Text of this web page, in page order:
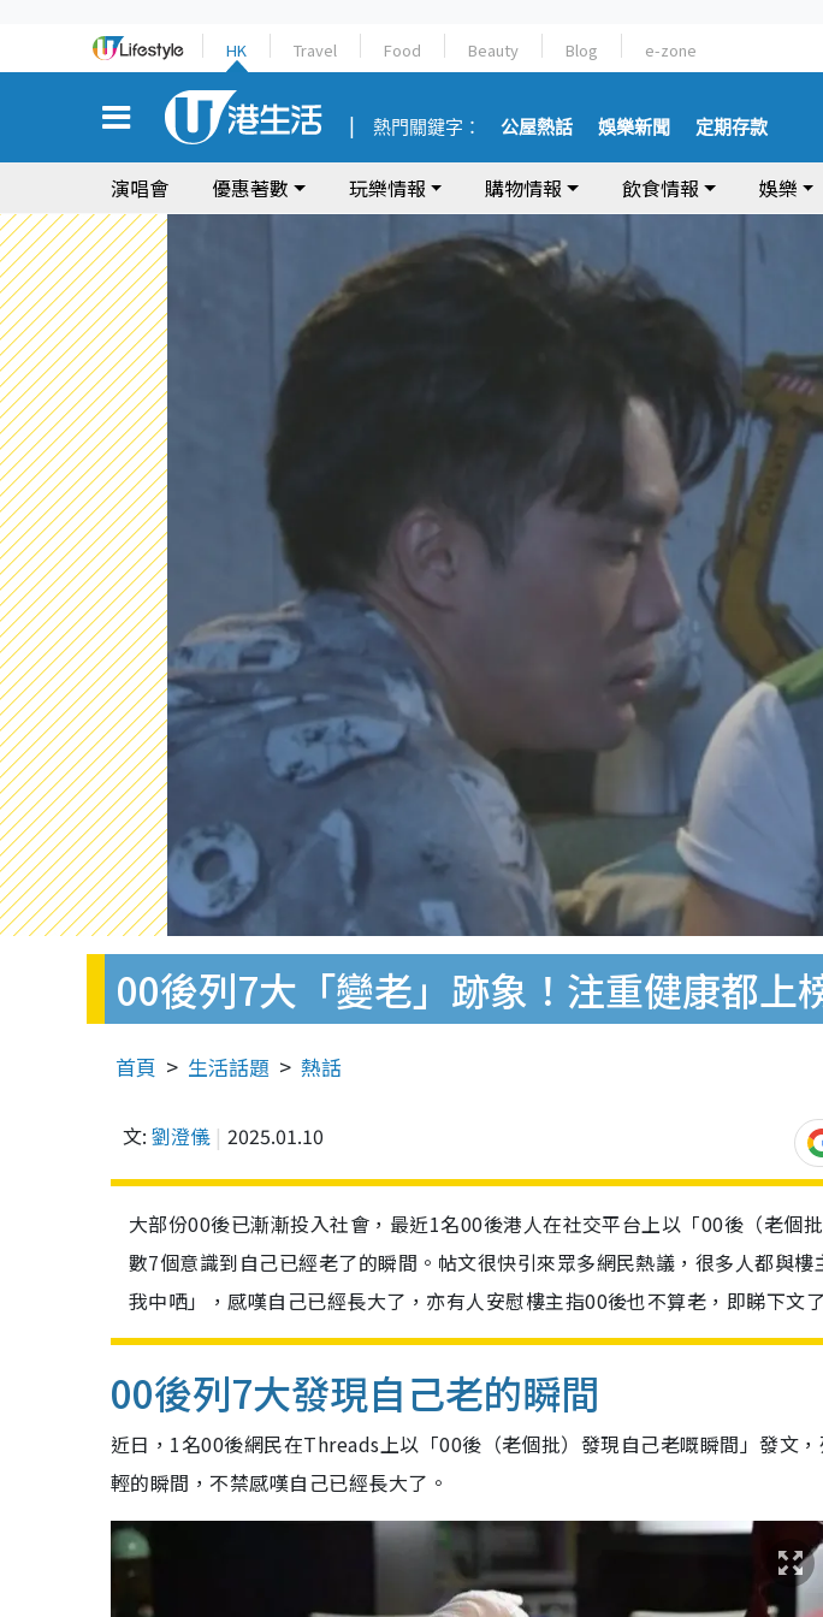
HK Travel Food Beauty Blog e-zone
熱門關鍵字： 公屋熱話 娛樂新聞 定期存款
演唱會 優惠著數 玩樂情報 購物情報 飲食情報 娛樂
00後列7大「變老」跡象！注重健康都上
首頁 生活話題 熱話
文: 劉澄儀 2025.01.10
大部份00後已漸漸投入社會，最近1名00後港人在社交平台上以「00後（老個
數7個意識到自己已經老了的瞬間。帖文很快引來眾多網民熱議，很多人都與
我中哂」，感嘆自己已經長大了，亦有人安慰樓主指00後也不算老，即睇下文
00後列7大發現自己老的瞬間
近日，1名00後網民在Threads上以「00後（老個批）發現自己老嘅瞬間」發文
輕的瞬間，不禁感嘆自己已經長大了。